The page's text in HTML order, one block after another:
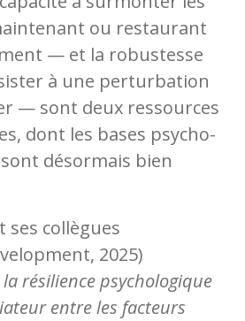
ou restaurant
— et la robustesse
à une perturbation
— sont deux ressources
dont les bases psycho-
désormais bien
ses collègues
2025)
la résilience psychologique
entre les facteurs